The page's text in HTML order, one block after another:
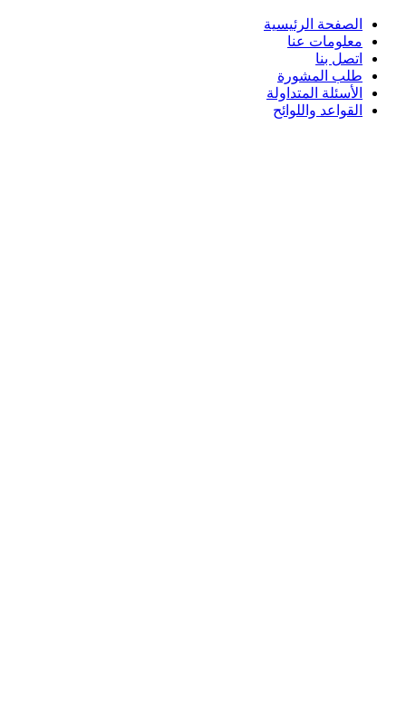
الصفحة الرئيسية
معلومات عنا
اتصل بنا
طلب المشورة
الأسئلة المتداولة
القواعد واللوائح